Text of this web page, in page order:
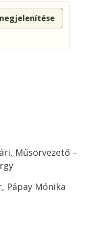
Műsorvezető –
Pápay Mónika